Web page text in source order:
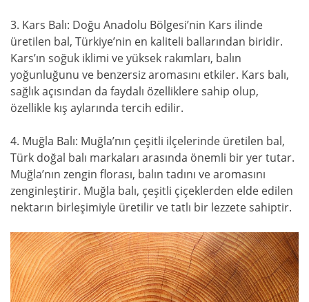
3. Kars Balı: Doğu Anadolu Bölgesi’nin Kars ilinde
üretilen bal, Türkiye’nin en kaliteli ballarından biridir.
Kars’ın soğuk iklimi ve yüksek rakımları, balın
yoğunluğunu ve benzersiz aromasını etkiler. Kars balı,
sağlık açısından da faydalı özelliklere sahip olup,
özellikle kış aylarında tercih edilir.
4. Muğla Balı: Muğla’nın çeşitli ilçelerinde üretilen bal,
Türk doğal balı markaları arasında önemli bir yer tutar.
Muğla’nın zengin florası, balın tadını ve aromasını
zenginleştirir. Muğla balı, çeşitli çiçeklerden elde edilen
nektarın birleşimiyle üretilir ve tatlı bir lezzete sahiptir.